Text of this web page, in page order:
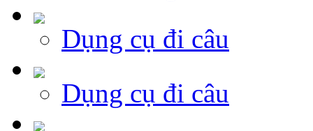
Dụng cụ đi câu
Dụng cụ đi câu